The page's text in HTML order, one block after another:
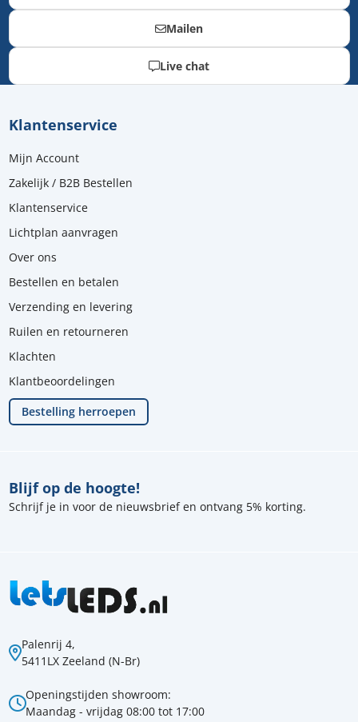
Mailen
Live chat
Palenrij 4,
5411LX Zeeland (N-Br)
Openingstijden showroom:
Maandag - vrijdag 08:00 tot 17:00
Blijf op de hoogte!
Schrijf je in voor de nieuwsbrief en ontvang 5% korting.
Klantenservice
Mijn Account
Zakelijk / B2B Bestellen
Klantenservice
Lichtplan aanvragen
Over ons
Bestellen en betalen
Verzending en levering
Ruilen en retourneren
Klachten
Klantbeoordelingen
Bestelling herroepen